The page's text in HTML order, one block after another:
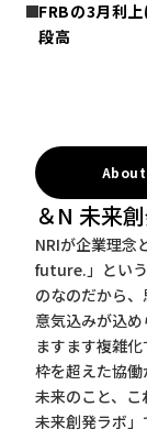
FRBの3月利
段高
About
＆N 未来
NRIが企業理念
future.」とい
のなのだから
意気込みが込め
ますます複雑
枠を超えた協働
未来のこと、
未来創発ラボ」